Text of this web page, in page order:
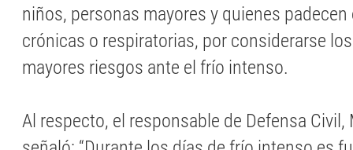
niños, personas mayores y quienes
crónicas o respiratorias, por considerarse
mayores riesgos ante el frío intenso.
Al respecto, el responsable de Defensa Civil,